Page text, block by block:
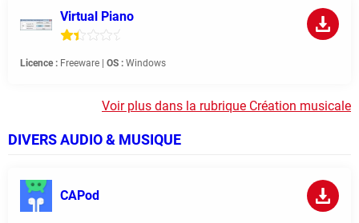
Virtual Piano
Licence : Freeware | OS : Windows
Voir plus dans la rubrique Création musicale
DIVERS AUDIO & MUSIQUE
CAPod